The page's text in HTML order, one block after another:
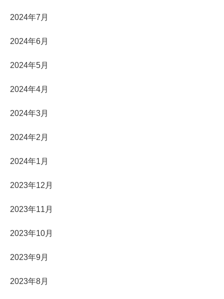
2024年7月
2024年6月
2024年5月
2024年4月
2024年3月
2024年2月
2024年1月
2023年12月
2023年11月
2023年10月
2023年9月
2023年8月